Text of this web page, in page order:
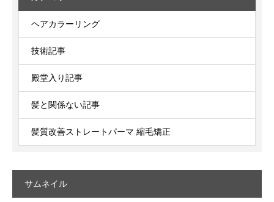
ヘアカラーリング
技術記事
殿堂入り記事
髪と関係ない記事
髪質改善ストレートパーマ 縮毛矯正
サムネイル